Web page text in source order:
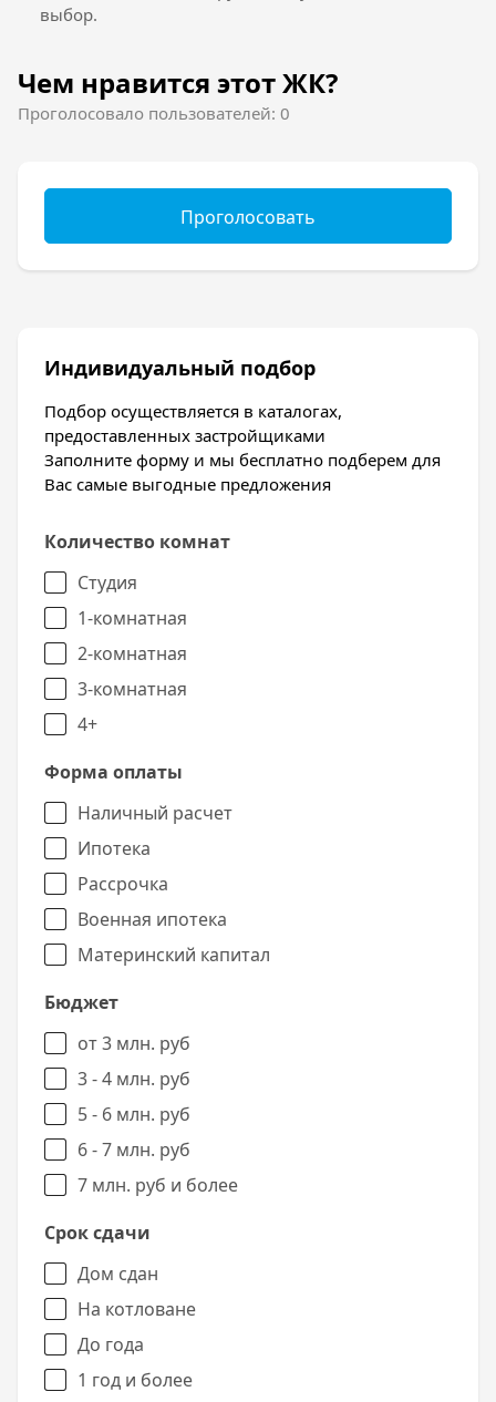
выбор.
Чем нравится этот ЖК?
Проголосовало пользователей: 0
Проголосовать
Индивидуальный подбор
Подбор осуществляется в каталогах,
предоставленных застройщиками
Заполните форму и мы бесплатно подберем для
Вас самые выгодные предложения
Количество комнат
Студия
1-комнатная
2-комнатная
3-комнатная
4+
Форма оплаты
Наличный расчет
Ипотека
Рассрочка
Военная ипотека
Материнский капитал
Бюджет
от 3 млн. руб
3 - 4 млн. руб
5 - 6 млн. руб
6 - 7 млн. руб
7 млн. руб и более
Срок сдачи
Дом сдан
На котловане
До года
1 год и более